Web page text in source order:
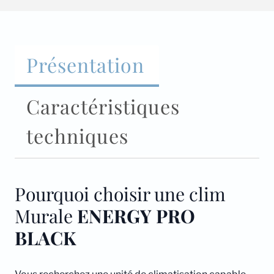
Présentation
Caractéristiques
techniques
Pourquoi choisir une clim
Murale ENERGY PRO
BLACK